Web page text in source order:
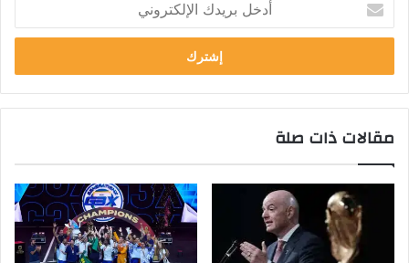
خ
ب
ر
د
ا
مقالات ذات صلة